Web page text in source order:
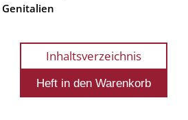
Inhaltsverzeichnis